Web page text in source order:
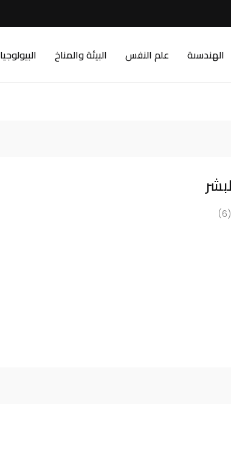
الهندسىة علم النفس البيئة والمناخ البيولوجيا